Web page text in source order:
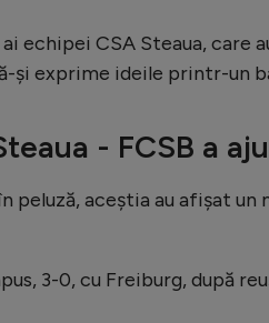
echipei CSA Steaua, care
și exprime ideile printr-un
- FCSB a
peluză, aceștia au afișat un
3-0, cu Freiburg, după